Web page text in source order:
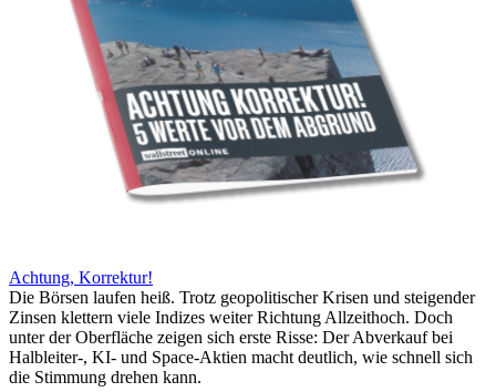
Achtung, Korrektur!
Die Börsen laufen heiß. Trotz geopolitischer Krisen und steigender
Zinsen klettern viele Indizes weiter Richtung Allzeithoch. Doch
unter der Oberfläche zeigen sich erste Risse: Der Abverkauf bei
Halbleiter-, KI- und Space-Aktien macht deutlich, wie schnell sich
die Stimmung drehen kann.